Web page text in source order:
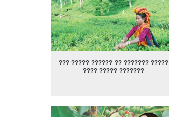
??? ????? ?????? ?? ??????? ?????
???? ????? ???????